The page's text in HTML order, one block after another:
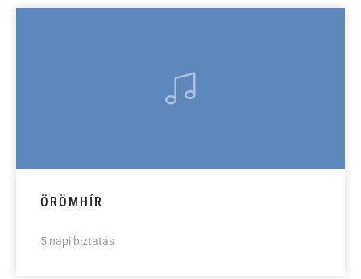
ÖRÖMHÍR
5 napi biztatás